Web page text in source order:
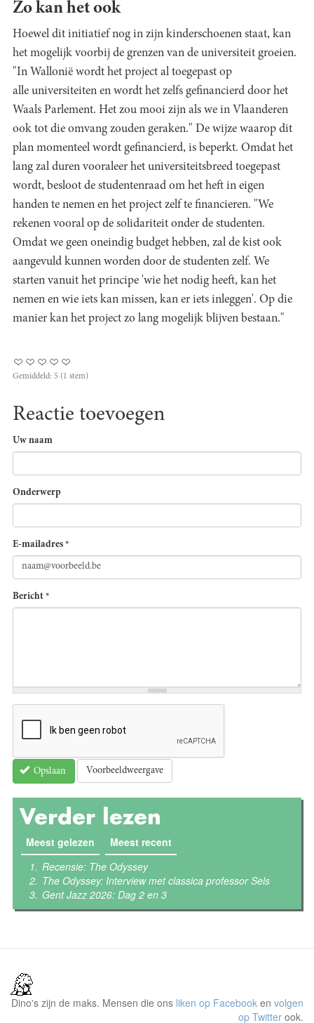
Zo kan het ook
Hoewel dit initiatief nog in zijn kinderschoenen staat, kan
het mogelijk voorbij de grenzen van de universiteit groeien.
"In Wallonië wordt het project al toegepast op
alle universiteiten en wordt het zelfs gefinancierd door het
Waals Parlement. Het zou mooi zijn als we in Vlaanderen
ook tot die omvang zouden geraken." De wijze waarop dit
plan momenteel wordt gefinancierd, is beperkt. Omdat het
lang zal duren vooraleer het universiteitsbreed toegepast
wordt, besloot de studentenraad om het heft in eigen
handen te nemen en het project zelf te financieren. "We
rekenen vooral op de solidariteit onder de studenten.
Omdat we geen oneindig budget hebben, zal de kist ook
aangevuld kunnen worden door de studenten zelf. We
starten vanuit het principe 'wie het nodig heeft, kan het
nemen en wie iets kan missen, kan er iets inleggen'. Op die
manier kan het project zo lang mogelijk blijven bestaan."
Gemiddeld: 5 (1 stem)
Reactie toevoegen
Uw naam
Onderwerp
E-mailadres *
Bericht *
Opslaan Voorbeeldweergave
Verder lezen
Meest gelezen (actieve tabblad)
Meest recent
Recensie: The Odyssey
The Odyssey: Interview met classica professor Sels
Gent Jazz 2026: Dag 2 en 3
Dino's zijn de maks. Mensen die ons liken op Facebook en volgen
op Twitter ook.